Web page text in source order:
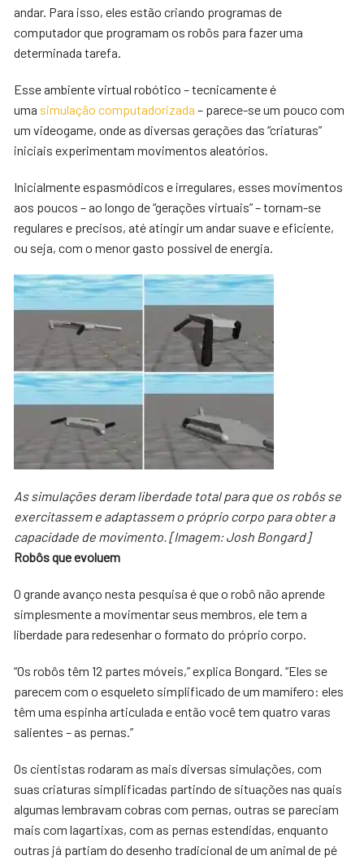
andar. Para isso, eles estão criando programas de
computador que programam os robôs para fazer uma
determinada tarefa.
Esse ambiente virtual robótico – tecnicamente é
uma simulação computadorizada – parece-se um pouco com
um videogame, onde as diversas gerações das “criaturas”
iniciais experimentam movimentos aleatórios.
Inicialmente espasmódicos e irregulares, esses movimentos
aos poucos – ao longo de “gerações virtuais” – tornam-se
regulares e precisos, até atingir um andar suave e eficiente,
ou seja, com o menor gasto possível de energia.
As simulações deram liberdade total para que os robôs se
exercitassem e adaptassem o próprio corpo para obter a
capacidade de movimento. [Imagem: Josh Bongard]
Robôs que evoluem
O grande avanço nesta pesquisa é que o robô não aprende
simplesmente a movimentar seus membros, ele tem a
liberdade para redesenhar o formato do próprio corpo.
“Os robôs têm 12 partes móveis,” explica Bongard. “Eles se
parecem com o esqueleto simplificado de um mamífero: eles
têm uma espinha articulada e então você tem quatro varas
salientes – as pernas.”
Os cientistas rodaram as mais diversas simulações, com
suas criaturas simplificadas partindo de situações nas quais
algumas lembravam cobras com pernas, outras se pareciam
mais com lagartixas, com as pernas estendidas, enquanto
outras já partiam do desenho tradicional de um animal de pé